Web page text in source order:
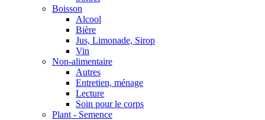
Boisson
Alcool
Bière
Jus, Limonade, Sirop
Vin
Non-alimentaire
Autres
Entretien, ménage
Lecture
Soin pour le corps
Plant - Semence